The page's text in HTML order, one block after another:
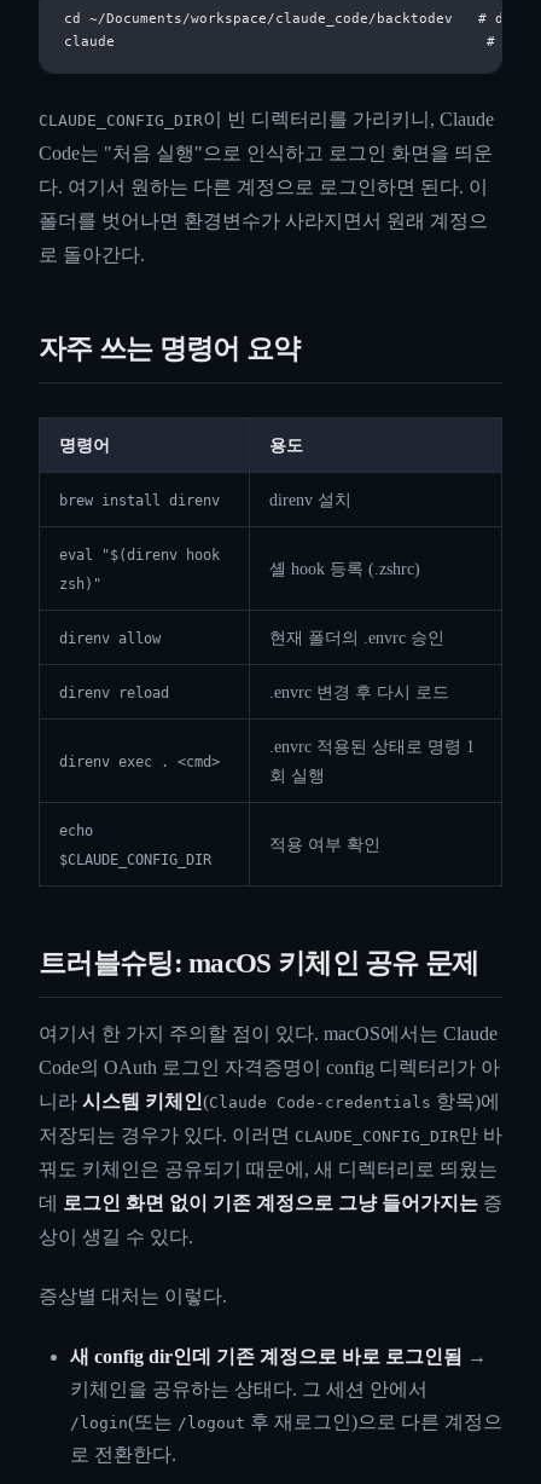
cd ~/Documents/workspace/claude_code/backtodev   #
CLAUDE_CONFIG_DIR이 빈 디렉터리를 가리키니, Claude
Code는 "처음 실행"으로 인식하고 로그인 화면을 띄운
다. 여기서 원하는 다른 계정으로 로그인하면 된다. 이
폴더를 벗어나면 환경변수가 사라지면서 원래 계정으
로 돌아간다.
자주 쓰는 명령어 요약
명령어 용도
brew install direnv direnv 설치
eval "$(direnv hook
zsh)"
셸 hook 등록 (.zshrc)
direnv allow 현재 폴더의 .envrc 승인
direnv reload .envrc 변경 후 다시 로드
direnv exec . <cmd>
.envrc 적용된 상태로 명령 1
회 실행
echo
$CLAUDE_CONFIG_DIR
적용 여부 확인
트러블슈팅: macOS 키체인 공유 문제
여기서 한 가지 주의할 점이 있다. macOS에서는 Claude
Code의 OAuth 로그인 자격증명이 config 디렉터리가 아
니라 시스템 키체인(Claude Code-credentials 항목)에
저장되는 경우가 있다. 이러면 CLAUDE_CONFIG_DIR만 바
꿔도 키체인은 공유되기 때문에, 새 디렉터리로 띄웠는
데
로그인 화면 없이 기존 계정으로 그냥 들어가지는 증
상이 생길 수 있다.
증상별 대처는 이렇다.
새 config dir인데 기존 계정으로 바로 로그인됨 →
키체인을 공유하는 상태다. 그 세션 안에서
/login(또는 /logout 후 재로그인)으로 다른 계정으
로 전환한다.